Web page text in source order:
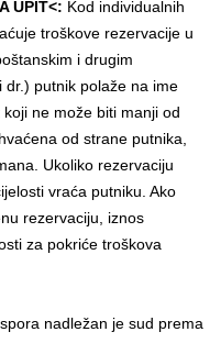
UPIT<: Kod individualnih
troškove rezervacije u
i drugim
putnik polaže na ime
ne može biti manji od
od strane putnika,
Ukoliko rezervaciju
vraća putniku. Ako
rezervaciju, iznos
za pokriće troškova
nadležan je sud prema